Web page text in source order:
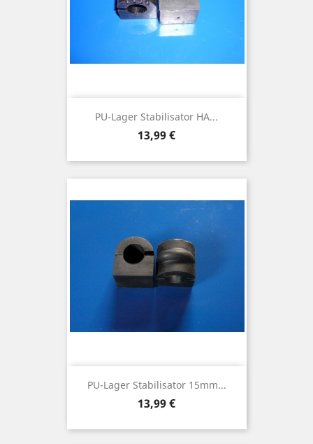
PU-Lager Stabilisator HA...
Preis
13,99 €
PU-Lager Stabilisator 15mm...
Preis
13,99 €